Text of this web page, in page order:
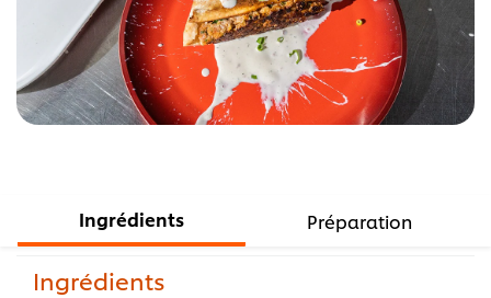
Ingrédients Préparation
Ingrédients